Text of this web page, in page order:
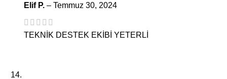
Elif P. – Temmuz 30, 2024
TEKNİK DESTEK EKİBİ YETERLİ